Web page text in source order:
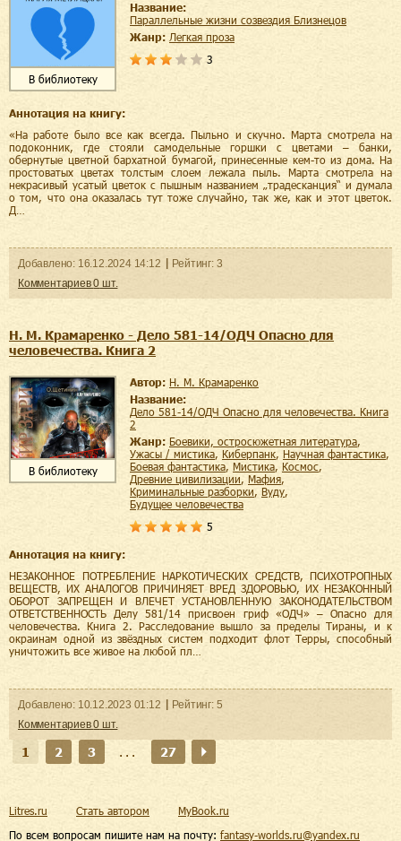
В библиотеку
Название:
Параллельные жизни созвездия Близнецов
Жанр:
легкая проза
3
Аннотация на книгу:
«На работе было все как всегда. Пыльно и скучно. Марта смотрела на
подоконник, где стояли самодельные горшки с цветами – банки,
обернутые цветной бархатной бумагой, принесенные кем-то из дома. На
простоватых цветах толстым слоем лежала пыль. Марта смотрела на
некрасивый усатый цветок с пышным названием „традесканция“ и думала
о том, что она оказалась тут тоже случайно, так же, как и этот цветок.
Д…
Добавленo: 16.12.2024 14:12 Рейтинг: 3
Комментариев0 шт.
Н. М. Крамаренко - Дело 581-14/ОДЧ Опасно для
человечества. Книга 2
В библиотеку
Автор:
Н. М. Крамаренко
Название:
Дело 581-14/ОДЧ Опасно для человечества. Книга
2
Жанр:
боевики, остросюжетная литература,
ужасы / мистика, киберпанк, научная фантастика,
боевая фантастика, мистика, космос,
древние цивилизации, мафия,
криминальные разборки, Вуду,
будущее человечества
5
Аннотация на книгу:
НЕЗАКОННОЕ ПОТРЕБЛЕНИЕ НАРКОТИЧЕСКИХ СРЕДСТВ, ПСИХОТРОПНЫХ
ВЕЩЕСТВ, ИХ АНАЛОГОВ ПРИЧИНЯЕТ ВРЕД ЗДОРОВЬЮ, ИХ НЕЗАКОННЫЙ
ОБОРОТ ЗАПРЕЩЕН И ВЛЕЧЕТ УСТАНОВЛЕННУЮ ЗАКОНОДАТЕЛЬСТВОМ
ОТВЕТСТВЕННОСТЬ Делу 581/14 присвоен гриф «ОДЧ» – Опасно для
человечества. Книга 2. Расследование вышло за пределы Тираны, и к
окраинам одной из звёздных систем подходит флот Терры, способный
уничтожить все живое на любой пл…
Добавленo: 10.12.2023 01:12 Рейтинг: 5
Комментариев0 шт.
1 2 3 ... 27
По всем вопросам пишите нам на почту: fantasy-worlds.ru@yandex.ru
Litres.ru Стать автором MyBook.ru